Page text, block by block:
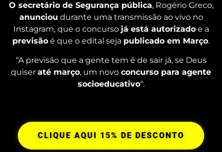
O secretário de Segurança pública, Rogério Greco,
anunciou durante uma transmissão ao vivo no
Instagram, que o concurso já está autorizadoe a
previsão é que o edital seja publicado em Março.
“A previsão que a gente tem é de sair já, se Deus
quiser até março, um novo concurso para agente
socioeducativo“.
CLIQUE AQUI 15% DE DESCONTO